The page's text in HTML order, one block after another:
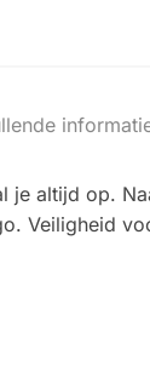
je altijd op.
Veiligheid